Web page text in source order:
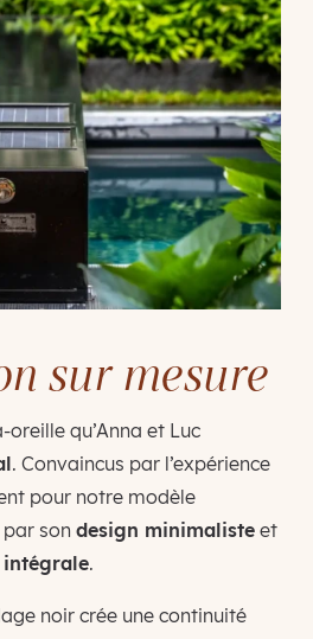
sur mesure
oreille qu’Anna et Luc
. Convaincus par l’expérience
pour notre modèle
son design minimalisteet
.
noir crée une continuité